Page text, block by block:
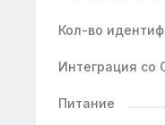
Кол-во
Интеграция со
Питание